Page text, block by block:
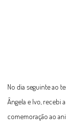
No dia seguinte ao
Ângela e Ivo, recebi
comemoração ao